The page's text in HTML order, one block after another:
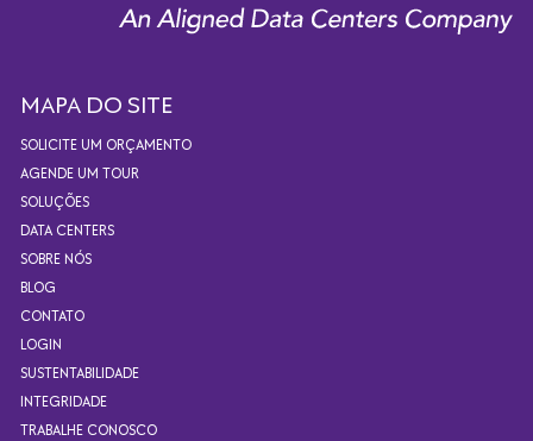
MAPA DO SITE
SOLICITE UM ORÇAMENTO
AGENDE UM TOUR
SOLUÇÕES
DATA CENTERS
SOBRE NÓS
BLOG
CONTATO
LOGIN
SUSTENTABILIDADE
INTEGRIDADE
TRABALHE CONOSCO